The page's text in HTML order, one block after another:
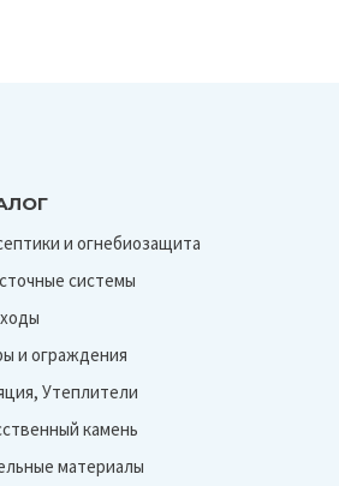
и огнебиозащита
системы
и ограждения
Утеплители
камень
материалы